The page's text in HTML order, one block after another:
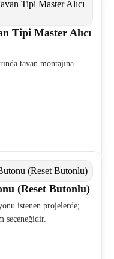
Tipi Master Alıcı
tavan montajına
(Reset Butonlu)
istenen projelerde;
seçeneğidir.